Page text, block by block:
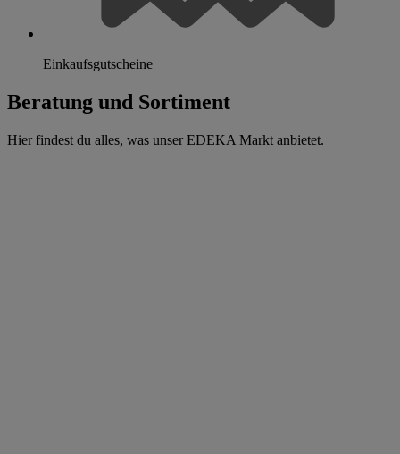
Einkaufsgutscheine
Beratung und Sortiment
Hier findest du alles, was unser EDEKA Markt anbietet.